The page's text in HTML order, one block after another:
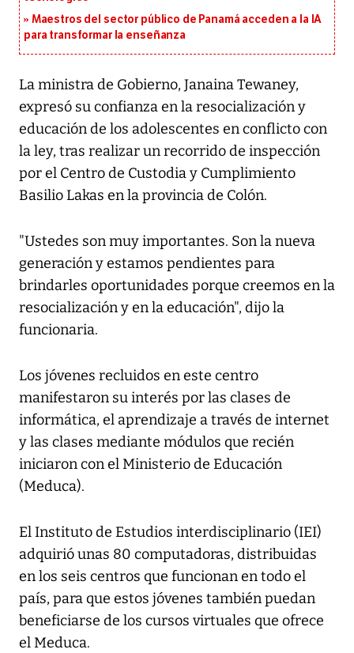
Maestros del sector público de Panamá acceden a la IA
para transformar la enseñanza
La ministra de Gobierno, Janaina Tewaney,
expresó su confianza en la resocialización y
educación de los adolescentes en conflicto con
la ley, tras realizar un recorrido de inspección
por el Centro de Custodia y Cumplimiento
Basilio Lakas en la provincia de Colón.
"Ustedes son muy importantes. Son la nueva
generación y estamos pendientes para
brindarles oportunidades porque creemos en la
resocialización y en la educación", dijo la
funcionaria.
Los jóvenes recluidos en este centro
manifestaron su interés por las clases de
informática, el aprendizaje a través de internet
y las clases mediante módulos que recién
iniciaron con el Ministerio de Educación
(Meduca).
El Instituto de Estudios interdisciplinario (IEI)
adquirió unas 80 computadoras, distribuidas
en los seis centros que funcionan en todo el
país, para que estos jóvenes también puedan
beneficiarse de los cursos virtuales que ofrece
el Meduca.